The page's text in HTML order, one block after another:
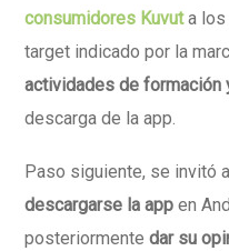
consumidores Kuvut a los
target indicado por la
actividades de formación
descarga de la app.
Paso siguiente, se invitó
descargarse la app en
posteriormentedar su